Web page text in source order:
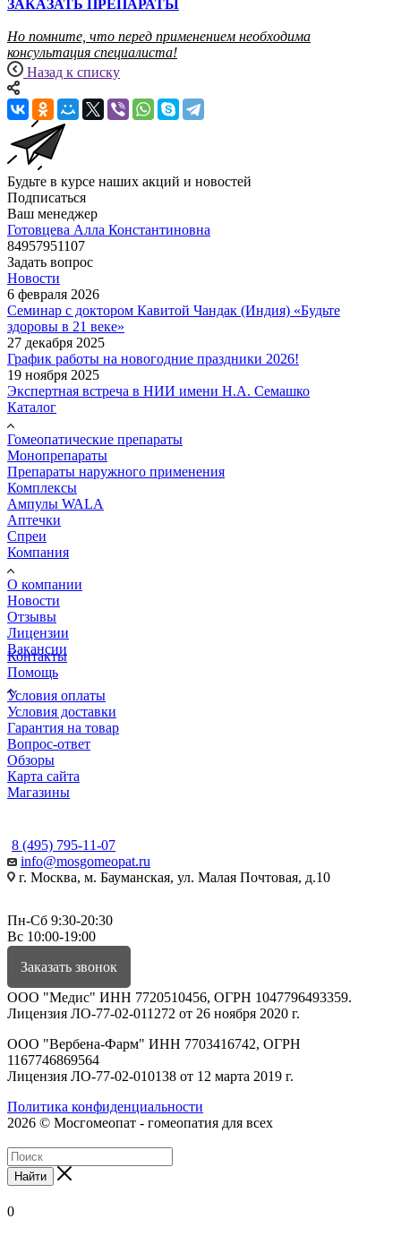
ЗАКАЗАТЬ ПРЕПАРАТЫ
Но помните, что перед применением необходима
консультация специалиста!
Назад к списку
Будьте в курсе наших акций и новостей
Подписаться
Ваш менеджер
Готовцева Алла Константиновна
84957951107
Задать вопрос
Новости
6 февраля 2026
Семинар с доктором Кавитой Чандак (Индия) «Будьте
здоровы в 21 веке»
27 декабря 2025
График работы на новогодние праздники 2026!
19 ноября 2025
Экспертная встреча в НИИ имени Н.А. Семашко
Каталог
Гомеопатические препараты
Монопрепараты
Препараты наружного применения
Комплексы
Ампулы WALA
Аптечки
Спреи
Компания
О компании
Новости
Отзывы
Лицензии
Вакансии
Контакты
Помощь
Условия оплаты
Условия доставки
Гарантия на товар
Вопрос-ответ
Обзоры
Карта сайта
Магазины
8 (495) 795-11-07
info@mosgomeopat.ru
г. Москва, м. Бауманская, ул. Малая Почтовая, д.10
Пн-Сб 9:30-20:30
Вс 10:00-19:00
Заказать звонок
ООО "Медис" ИНН 7720510456, ОГРН 1047796493359.
Лицензия ЛО-77-02-011272 от 26 ноября 2020 г.
ООО "Вербена-Фарм" ИНН 7703416742, ОГРН
1167746869564
Лицензия ЛО-77-02-010138 от 12 марта 2019 г.
Политика конфиденциальности
2026 © Мосгомеопат - гомеопатия для всех
Найти
0